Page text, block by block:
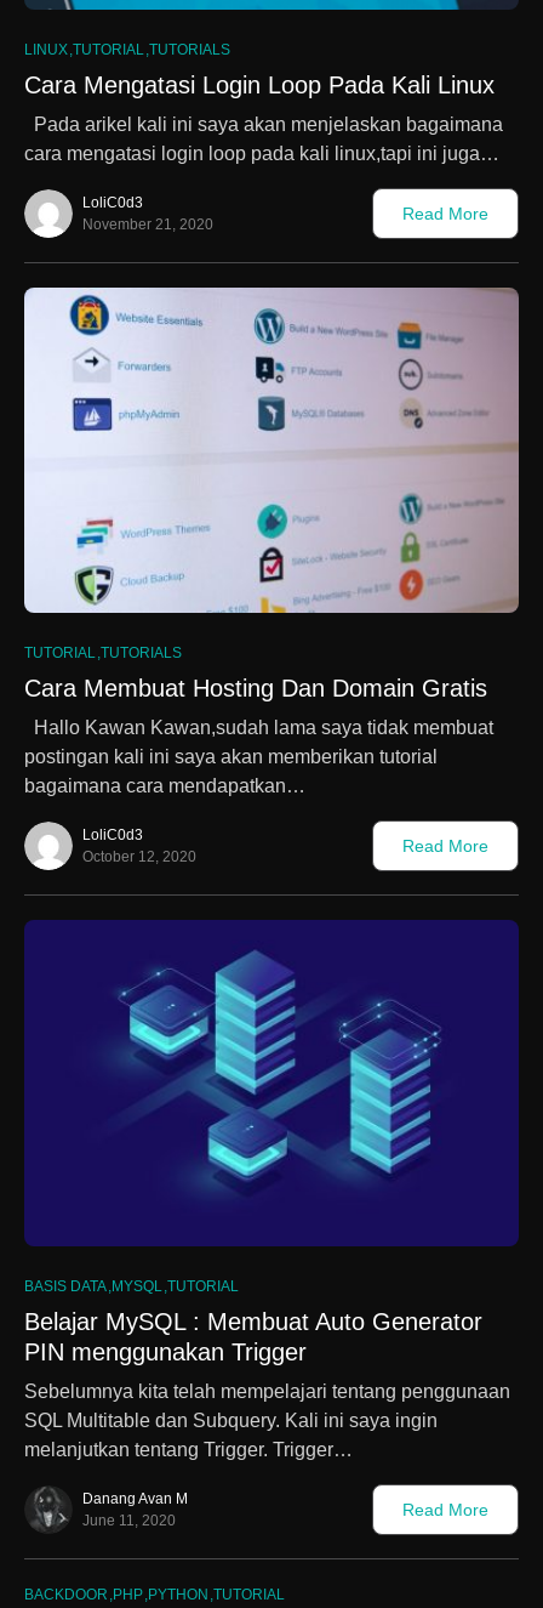
1
LINUX TUTORIAL TUTORIALS
Cara Mengatasi Login Loop Pada Kali Linux
Pada arikel kali ini saya akan menjelaskan bagaimana
cara mengatasi login loop pada kali linux,tapi ini juga…
LoliC0d3
November 21, 2020
Read More
5
TUTORIAL TUTORIALS
Cara Membuat Hosting Dan Domain Gratis
Hallo Kawan Kawan,sudah lama saya tidak membuat
postingan kali ini saya akan memberikan tutorial
bagaimana cara mendapatkan…
LoliC0d3
October 12, 2020
Read More
0
BASIS DATA MYSQL TUTORIAL
Belajar MySQL : Membuat Auto Generator
PIN menggunakan Trigger
Sebelumnya kita telah mempelajari tentang penggunaan
SQL Multitable dan Subquery. Kali ini saya ingin
melanjutkan tentang Trigger. Trigger…
Danang Avan M
June 11, 2020
Read More
BACKDOOR PHP PYTHON TUTORIAL